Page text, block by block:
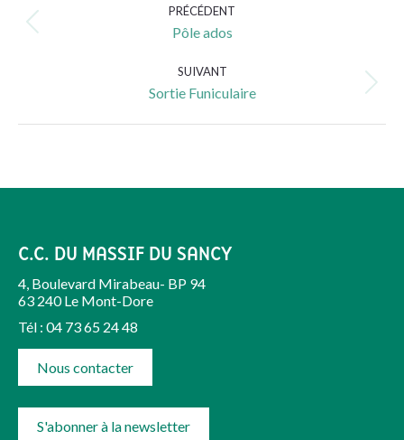
album
PRÉCÉDENT
Album
:
Pôle ados
SUIVANT
Album
:
Sortie Funiculaire
C.C. DU MASSIF DU SANCY
4, Boulevard Mirabeau- BP 94
63 240 Le Mont-Dore
Tél : 04 73 65 24 48
Nous contacter
S'abonner à la newsletter